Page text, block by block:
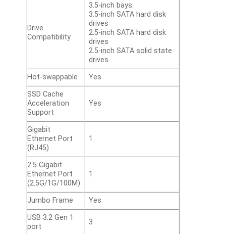
Drive
Compatibility
3.5-inch bays:
3.5-inch SATA hard disk
drives
2.5-inch SATA hard disk
drives
2.5-inch SATA solid state
drives
Hot-swappable
Yes
SSD Cache
Acceleration
Support
Yes
Gigabit
Ethernet Port
(RJ45)
1
2.5 Gigabit
Ethernet Port
(2.5G/1G/100M)
1
Jumbo Frame
Yes
USB 3.2 Gen 1
port
3